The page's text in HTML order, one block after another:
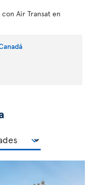
Air Transat en